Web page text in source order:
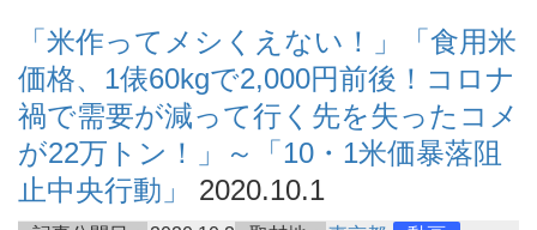
「米作ってメシくえない！」「食用米
価格、1俵60kgで2,000円前後！コロナ
禍で需要が減って行く先を失ったコメ
が22万トン！」～「10・1米価暴落阻
止中央行動」
2020.10.1